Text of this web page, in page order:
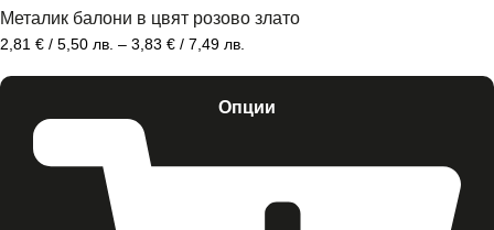
Металик балони в цвят розово злато
2,81 € / 5,50 лв. – 3,83 € / 7,49 лв.
Опции